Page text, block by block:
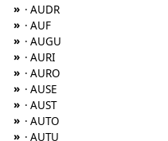
» · AUDR
» · AUF
» · AUGU
» · AURI
» · AURO
» · AUSE
» · AUST
» · AUTO
» · AUTU